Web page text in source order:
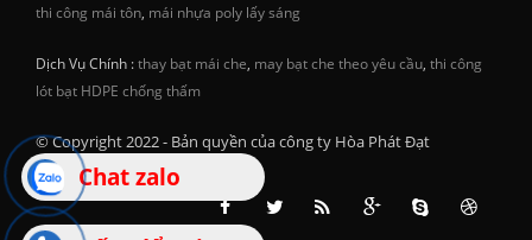
Chat zalo
thi công mái tôn, mái nhựa poly lấy sáng
Dịch Vụ Chính :thay bạt mái che, may bạt che theo yêu cầu, thi công
lót bạt HDPE chống thấm
© Copyright 2022 - Bản quyền của công ty Hòa Phát Đạt